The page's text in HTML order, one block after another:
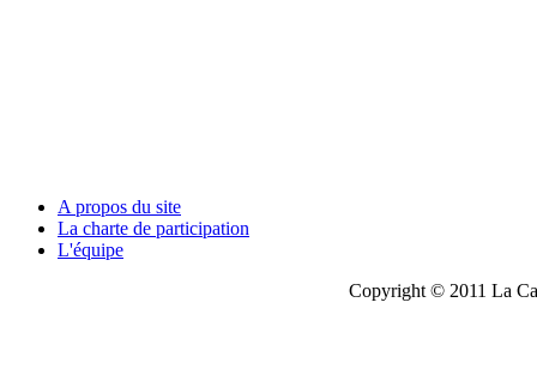
A propos du site
La charte de participation
L'équipe
Copyright © 2011 La